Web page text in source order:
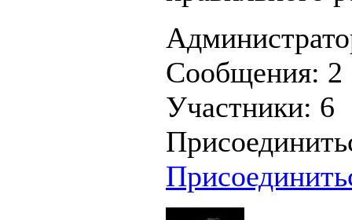
Сообщения: 2
Участники: 6